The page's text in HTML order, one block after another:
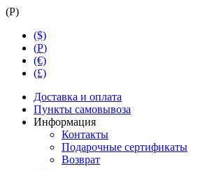
(Р)
($)
(Р)
(€)
(£)
Доставка и оплата
Пункты самовывоза
Информация
Контакты
Подарочные сертификаты
Возврат